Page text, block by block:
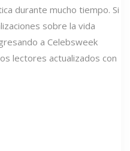
durante mucho tiempo. Si
sobre la vida
a Celebsweek
lectores actualizados con